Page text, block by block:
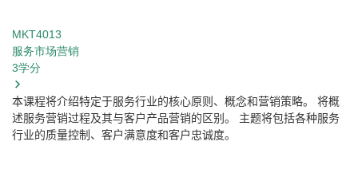
MKT4013
服务市场营销
3学分
本课程将介绍特定于服务行业的核心原则、概念和营销策略。
将概
述服务营销过程及其与客户产品营销的区别。
主题将包括各种服务
行业的质量控制、客户满意度和客户忠诚度。